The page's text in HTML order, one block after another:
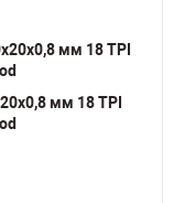
мм 18 TPI